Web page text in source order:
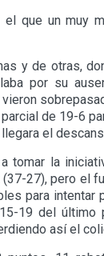
que un muy
y de otras,
por su
de 19-6
el
tomar la
27), pero el
para intentar
19 del último
así el